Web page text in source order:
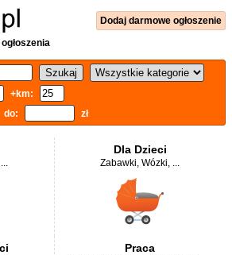
Dodaj darmowe ogłoszenie
ogłoszenia
+km:
zł
Dla Dzieci
Zabawki,Wózki, ...
Praca